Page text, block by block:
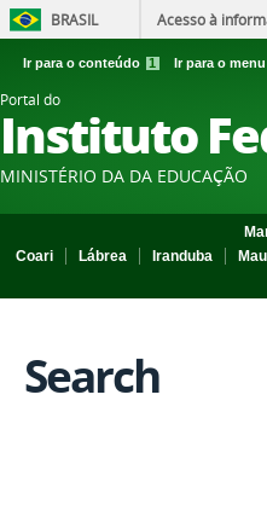
BRASIL Acesso à
Ir para o conteúdo 1 Ir para o menu
Portal do
Instituto
MINISTÉRIO DA DA EDUCAÇÃO
Coari
Lábrea Iranduba
Search